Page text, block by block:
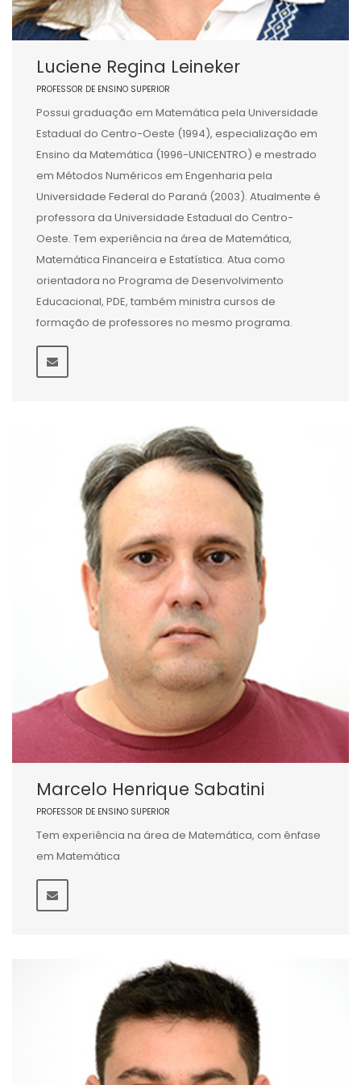
Luciene Regina Leineker
PROFESSOR DE ENSINO SUPERIOR
Possui graduação em Matemática pela Universidade
Estadual do Centro-Oeste (1994), especialização em
Ensino da Matemática (1996-UNICENTRO) e mestrado
em Métodos Numéricos em Engenharia pela
Universidade Federal do Paraná (2003). Atualmente é
professora da Universidade Estadual do Centro-
Oeste. Tem experiência na área de Matemática,
Matemática Financeira e Estatística. Atua como
orientadora no Programa de Desenvolvimento
Educacional, PDE, também ministra cursos de
formação de professores no mesmo programa.
Marcelo Henrique Sabatini
PROFESSOR DE ENSINO SUPERIOR
Tem experiência na área de Matemática, com ênfase
em Matemática